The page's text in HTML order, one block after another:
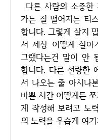
다른 사람의 소중한 재산을 무단으로 콘텐츠 복사해
가는 질 떨어지는 티
합니다. 그렇게 살지
서 세상 어떻게 살아
그랬다는건 말이 안
합니다. 다른 선량한
서 나오는 줄 아시나
바쁜 시간 어떻게든
게 작성해 보려고 노
의 노력을 우습게 여